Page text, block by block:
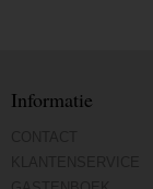
Informatie